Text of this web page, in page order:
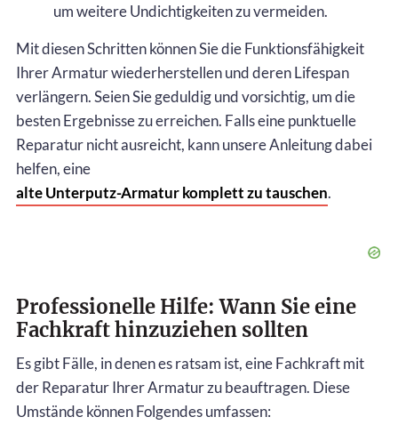
um weitere Undichtigkeiten zu vermeiden.
Mit diesen Schritten können Sie die Funktionsfähigkeit
Ihrer Armatur wiederherstellen und deren Lifespan
verlängern. Seien Sie geduldig und vorsichtig, um die
besten Ergebnisse zu erreichen. Falls eine punktuelle
Reparatur nicht ausreicht, kann unsere Anleitung dabei
helfen, eine
alte Unterputz-Armatur komplett zu tauschen.
Professionelle Hilfe: Wann Sie eine
Fachkraft hinzuziehen sollten
Es gibt Fälle, in denen es ratsam ist, eine Fachkraft mit
der Reparatur Ihrer Armatur zu beauftragen. Diese
Umstände können Folgendes umfassen: